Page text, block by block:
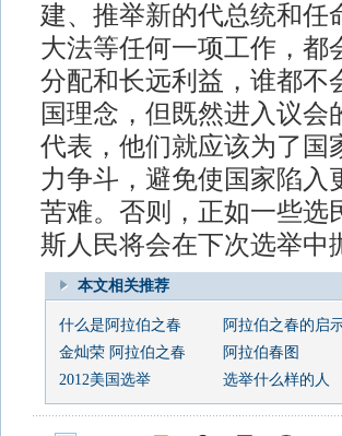
建、推举新的代总统和任
大法等任何一项工作，都
分配和长远利益，谁都不
国理念，但既然进入议
代表，他们就应该为了国
力争斗，避免使国家陷入
苦难。否则，正如一些选
斯人民将会在下次选举中
本文相关推荐
什么是阿拉伯之春 阿拉伯之春的启
金灿荣 阿拉伯之春
阿拉伯春图
2012美国选举
选举什么样的人